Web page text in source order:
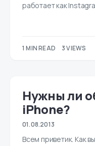
работает как
1 MIN READ 3 VIEWS
Нужны ли
iPhone?
01.08.2013
Всем приветик. Как